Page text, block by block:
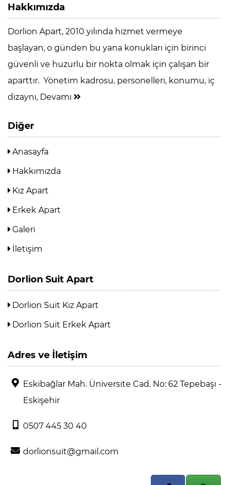
Hakkımızda
Dorlion Apart, 2010 yılında hizmet vermeye
başlayan, o günden bu yana konukları için birinci
güvenli ve huzurlu bir nokta olmak için çalışan bir
aparttır. Yönetim kadrosu, personelleri, konumu, iç
dizaynı, Devamı
Diğer
Anasayfa
Hakkımızda
Kız Apart
Erkek Apart
Galeri
İletişim
Dorlion Suit Apart
Dorlion Suit Kız Apart
Dorlion Suit Erkek Apart
Adres ve İletişim
Eskibağlar Mah. Üniversite Cad. No: 62 Tepebaşı -
Eskişehir
0507 445 30 40
dorlionsuit@gmail.com